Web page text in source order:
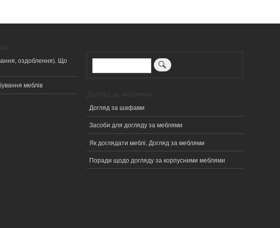
оздоблення). Що
меблів
Пошук
Догляд за шафами
Засоби для догляду за меблями
Як доглядати меблі. Догляд за меблями
Поради щодо догляду за корпусними меблями